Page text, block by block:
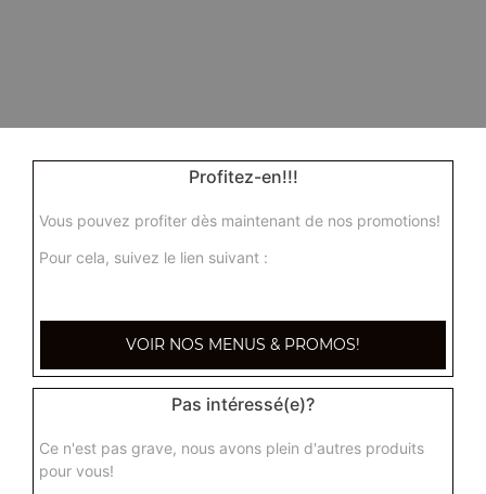
Profitez-en!!!
Vous pouvez profiter dès maintenant de nos promotions!
Pour cela, suivez le lien suivant :
VOIR NOS MENUS & PROMOS!
Pas intéressé(e)?
Ce n'est pas grave, nous avons plein d'autres produits
pour vous!